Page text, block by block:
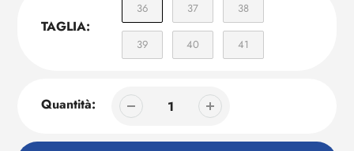
TAGLIA:
36 37 38
39 40 41
Quantità: